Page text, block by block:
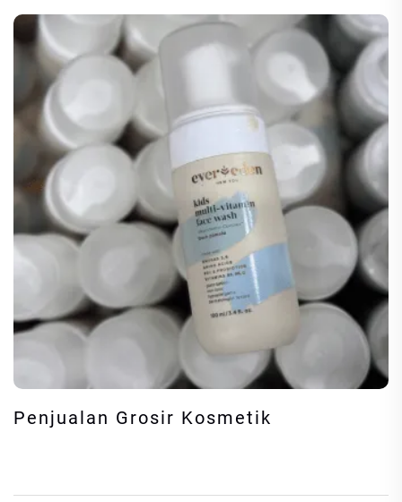
Penjualan Grosir Kosmetik